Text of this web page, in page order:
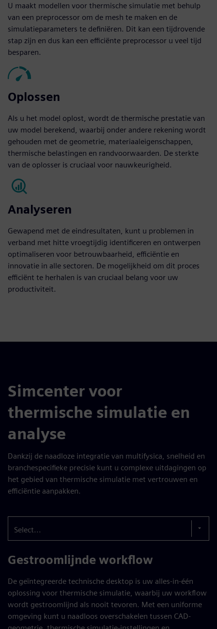
U maakt modellen voor thermische simulatie met behulp
van een preprocessor om de mesh te maken en de
simulatieparameters te definiëren. Dit kan een tijdrovende
stap zijn en dus kan een efficiënte preprocessor u veel tijd
besparen.
Oplossen
Als u het model oplost, wordt de thermische prestatie van
uw model berekend, waarbij onder andere rekening wordt
gehouden met de geometrie, materiaaleigenschappen,
thermische belastingen en randvoorwaarden. De sterkte
van de oplosser is cruciaal voor nauwkeurigheid.
Analyseren
Gewapend met de eindresultaten, kunt u problemen in
verband met hitte vroegtijdig identificeren en ontwerpen
optimaliseren voor betrouwbaarheid, efficiëntie en
innovatie in alle sectoren. De mogelijkheid om dit proces
efficiënt te herhalen is van cruciaal belang voor uw
productiviteit.
Simcenter voor
thermische simulatie en
analyse
Dankzij de naadloze integratie van multifysica, snelheid en
branchespecifieke precisie kunt u complexe uitdagingen op
het gebied van thermische simulatie met vertrouwen en
efficiëntie aanpakken.
Select...
Gestroomlijnde workflow
De geïntegreerde technische desktop is uw alles-in-één
oplossing voor thermische simulatie, waarbij uw workflow
wordt gestroomlijnd als nooit tevoren. Met een uniforme
omgeving kunt u naadloos overschakelen tussen CAD-